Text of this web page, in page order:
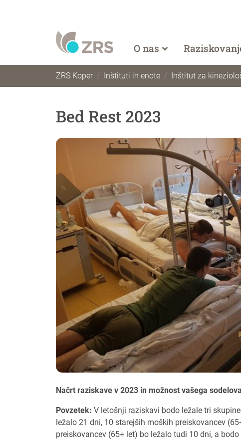
O nas
ZRS Koper Inštituti in enote Inštitut za
Bed Rest 2023
Načrt raziskave v 2023 in možnost vašega
Povzetek: V letošnji raziskavi bodo ležale tri
ležalo 21 dni, 10 starejših moških preiskovancev
preiskovancev (65+ let) bo ležalo tudi 10 dni, a